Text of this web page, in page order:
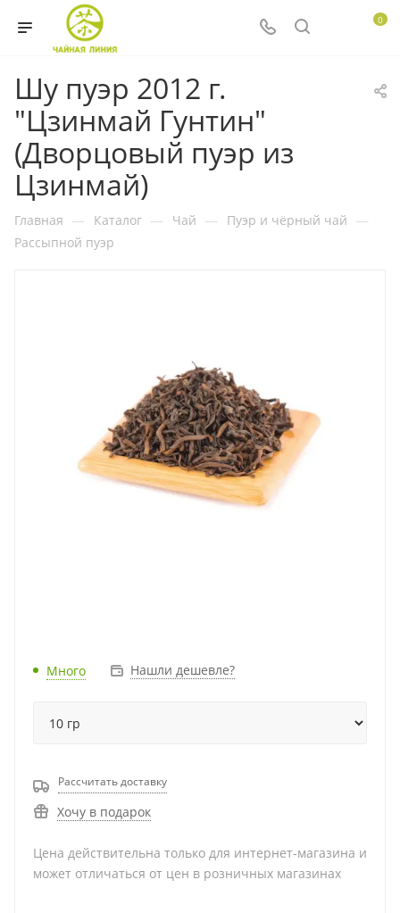
0
Шу пуэр 2012 г.
"Цзинмай Гунтин"
(Дворцовый пуэр из
Цзинмай)
Главная — Каталог — Чай — Пуэр и чёрный чай —
Рассыпной пуэр
Много Нашли дешевле?
Рассчитать доставку
Хочу в подарок
Цена действительна только для интернет-магазина и
может отличаться от цен в розничных магазинах